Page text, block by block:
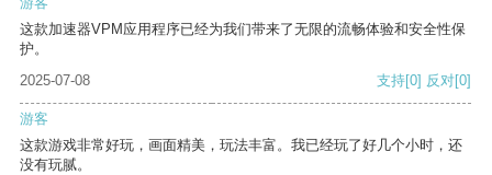
这款加速器VPM应用程序已经为我们带来了无限的流畅体验和安全性保
护。
2025-07-08
支持[0] 反对[0]
游客
这款游戏非常好玩，画面精美，玩法丰富。我已经玩了好几个小时，还
没有玩腻。